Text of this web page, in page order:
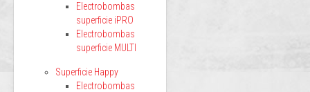
Electrobombas
superficie iPRO
Electrobombas
superficie MULTI
Superficie Happy
Electrobombas